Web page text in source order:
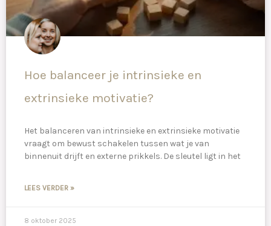
Hoe balanceer je intrinsieke en
extrinsieke motivatie?
Het balanceren van intrinsieke en extrinsieke motivatie
vraagt om bewust schakelen tussen wat je van
binnenuit drijft en externe prikkels. De sleutel ligt in het
LEES VERDER »
8 oktober 2025